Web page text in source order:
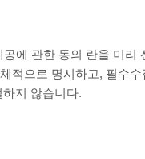
공에 관한 동의 란을 미
적으로 명시하고, 필수
지 않습니다.